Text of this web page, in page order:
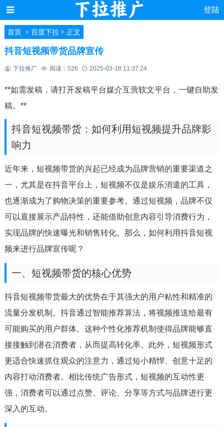
登陆
首页 百度下拉 正文
抖音短视频带货品牌宣传
下拉推广 阅读：526 2025-03-18 11:37:24
**如需发稿，请打开发稿平台媒介互营软文平台，一键自助发
稿。**
抖音短视频带货：如何利用短视频提升品牌影
响力
近年来，短视频带货的兴起已经成为品牌营销的重要渠道之
一，尤其是在抖音平台上，短视频不仅是娱乐消遣的工具，
也逐渐成为了购物决策的重要参考。通过短视频，品牌不仅
可以直接展示产品特性，还能借助创意内容引导消费行为，
实现品牌的快速曝光和销售转化。那么，如何利用抖音短视
频来进行品牌宣传呢？
一、短视频带货的核心优势
抖音短视频带货最大的优势在于其强大的用户粘性和精准的
流量分发机制。抖音通过智能推荐算法，将视频推送给最有
可能购买的用户群体。这种个性化推荐机制使得品牌能够直
接接触到潜在消费者，从而提高转化率。此外，短视频形式
更适合快速抓住观众的注意力，通过短小精悍、创意十足的
内容打动消费者。相比传统广告形式，短视频的互动性更
强，消费者可以通过点赞、评论、分享等方式与品牌进行更
深入的互动。